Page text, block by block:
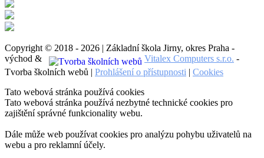
Copyright © 2018 - 2026 | Základní škola Jirny, okres Praha -
východ &
Vitalex Computers s.r.o. -
Tvorba školních webů | Prohlášení o přístupnosti | Cookies
Tato webová stránka používá cookies
Tato webová stránka používá nezbytné technické cookies pro
zajištění správné funkcionality webu.
Dále může web používat cookies pro analýzu pohybu uživatelů na
webu a pro reklamní účely.